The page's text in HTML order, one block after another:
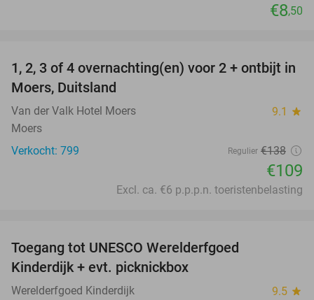
€8,50
21%
1, 2, 3 of 4 overnachting(en) voor 2 + ontbijt in
Moers, Duitsland
Van der Valk Hotel Moers 9.1 star
Moers
Verkocht: 799
Regulier €138
€109
Excl. ca. €6 p.p.p.n. toeristenbelasting
Toegang tot UNESCO Werelderfgoed
Kinderdijk + evt. picknickbox
Werelderfgoed Kinderdijk 9.5 star